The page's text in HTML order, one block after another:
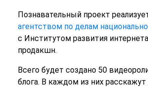
Познавательный проект
агентством по делам
с Институтом развития
продакшн.
Всего будет создано 50
блога. В каждом из них